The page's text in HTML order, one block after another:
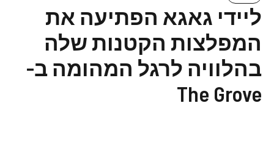
ליידי גאגא הפתיעה את
המפלצות הקטנות שלה
בהלוויה לרגל המהומה ב-
The Grove